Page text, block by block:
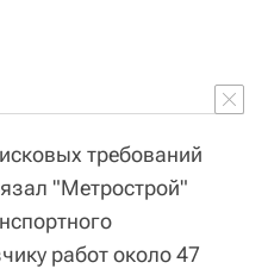
требований
"Метрострой"
работ около 47